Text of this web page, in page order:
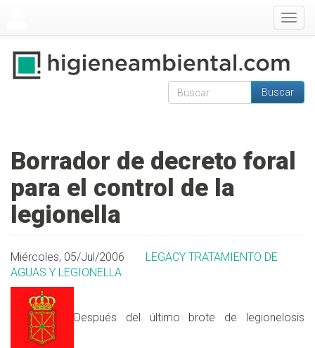
Formulario de
Buscar
Borrador de decreto foral
para el control de la
legionella
Miércoles, 05/Jul/2006
LEGACY TRATAMIENTO DE
AGUAS Y LEGIONELLA
Después del último brote de legionelosis